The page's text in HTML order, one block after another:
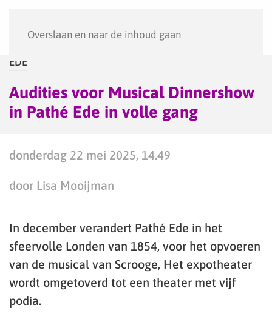
Overslaan en naar de inhoud gaan
EDE
Audities voor Musical Dinnershow
in Pathé Ede in volle gang
donderdag 22 mei 2025, 14.49
door Lisa Mooijman
In december verandert Pathé Ede in het
sfeervolle Londen van 1854, voor het opvoeren
van de musical van Scrooge, Het expotheater
wordt omgetoverd tot een theater met vijf
podia.